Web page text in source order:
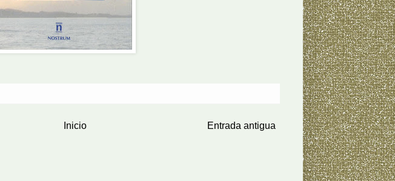
Entrada antigua
Inicio